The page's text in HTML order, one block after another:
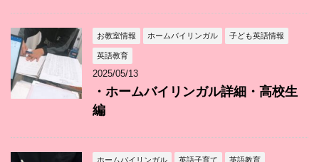
お教室情報 ホームバイリンガル 子ども英語情報
英語教育
2025/05/13
・ホームバイリンガル詳細・高校生
編
ホームバイリンガル 英語子育て 英語教育